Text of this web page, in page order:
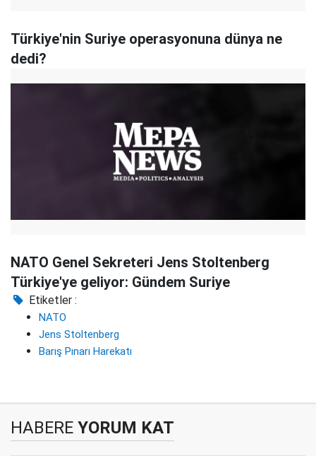
Türkiye'nin Suriye operasyonuna dünya ne
dedi?
NATO Genel Sekreteri Jens Stoltenberg
Türkiye'ye geliyor: Gündem Suriye
Etiketler :
NATO
Jens Stoltenberg
Barış Pınarı Harekatı
HABERE YORUM KAT